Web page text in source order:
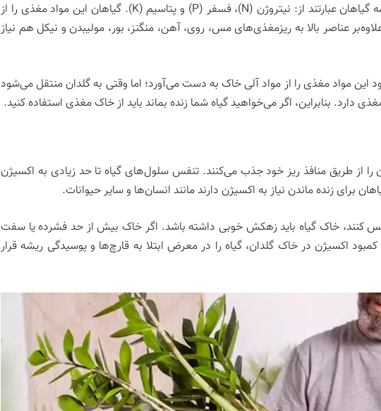
مواد مغذی لازم برای رشد همه گیاهان عبارتند از: نیتروژن (N)، فسفر (P) و پتاسیم (K). گیاهان این مواد مغذی را از
عناصر بالا به ریزمغذی‌های مس، روی، آهن، منگنز، بور، مولیبدن و نیکل هم نیاز
این مواد مغذی را از مواد آلی خاک به دست می‌آورد؛ اما وقتی به گلدان منتقل می‌شود
دارد. بنابراین، اگر می‌خواهید گیاه شما زنده بماند باید از خاک مغذی استفاده کنید.
را از طریق منافذ ریز خود جذب می‌کنند. تنفس سلول‌های گیاه تا حد زیادی به اکسیژن
برای زنده ماندن نیاز به اکسیژن دارند مانند انسان‌ها و سایر حیوانات.
کنند، خاک گیاه باید زهکش خوبی داشته باشد. اگر خاک بیش از حد فشرده یا سفت
اکسیژن در خاک گلدان، گیاه را در معرض ابتلا به قارچ‌ها و پوسیدگی ریشه قرار